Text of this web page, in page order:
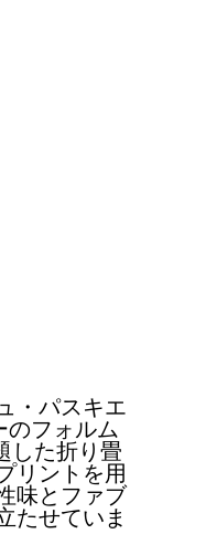
・パスキエ
フォルム
した折り畳
リントを用
味とファブ
たせていま